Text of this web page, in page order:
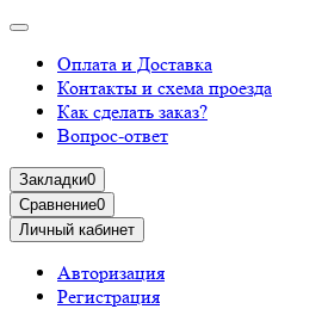
Оплата и Доставка
Контакты и схема проезда
Как сделать заказ?
Вопрос-ответ
Закладки0
Сравнение0
Личный кабинет
Авторизация
Регистрация